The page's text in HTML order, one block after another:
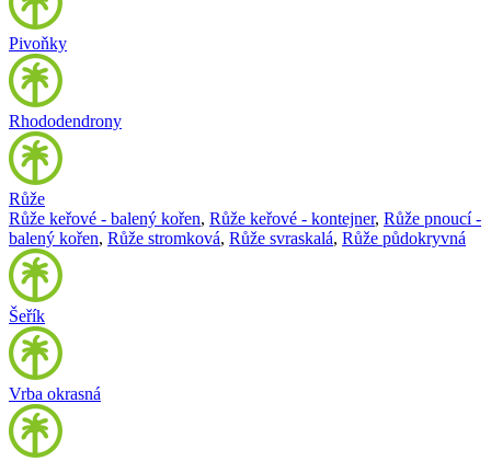
Pivoňky
Rhododendrony
Růže
Růže keřové - balený kořen, Růže keřové - kontejner, Růže pnoucí -
balený kořen, Růže stromková, Růže svraskalá, Růže půdokryvná
Šeřík
Vrba okrasná